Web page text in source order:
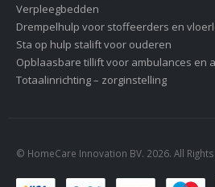
Verpleegbedden
Drempelhulp voor stoffeerders en
Sta op hulp stalift voor ouderen
Opblaasbare tillift voor ambulances en
Totaalinrichting – zorginstelling
© HomeCare Innovation BV. 2026. All